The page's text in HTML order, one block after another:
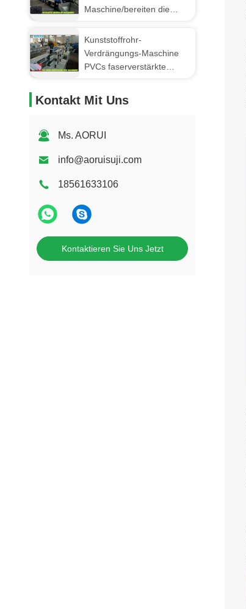
lärmarm herstellt
Maschine/bereiten die
Maschine herstellen
Kunststoffrohr-
Verdrängungs-Maschine
PVCs faserverstärkte
Rohr-Fertigungsstraße
Kontakt Mit Uns
Ms. AORUI
info@aoruisuji.com
18561633106
Kontaktieren Sie Uns Jetzt